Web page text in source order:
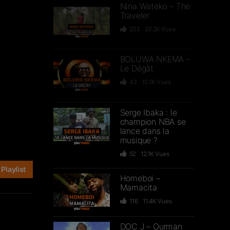
Playlist
Nina Wateko – The
Traveler
233 23.2K Vues
BOLUWA NKEMA –
Le Dégât
43 10.1K Vues
Serge Ibaka : le
champion NBA se
lance dans la
musique ?
52 12.1K Vues
Homeboi –
Mamacita
116 11.4K Vues
DOC J – Ourman